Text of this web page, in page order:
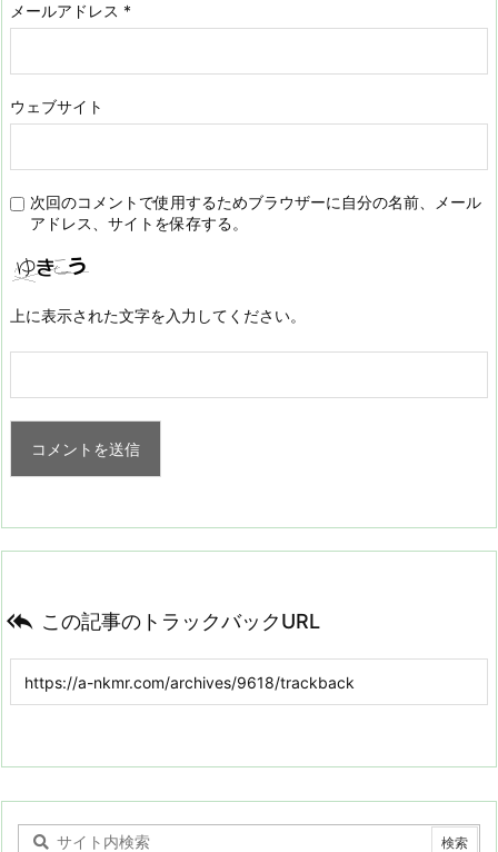
メールアドレス *
ウェブサイト
次回のコメントで使用するためブラウザーに自分の名前、メール
アドレス、サイトを保存する。
上に表示された文字を入力してください。
 この記事のトラックバックURL